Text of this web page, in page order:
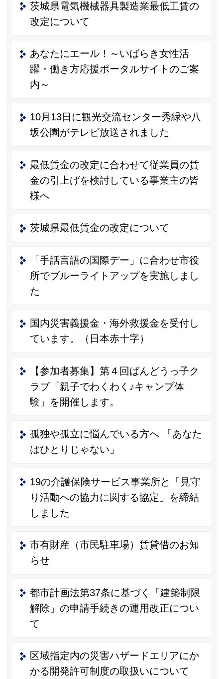
茨城県電気機械器具製造業最低工賃の
改定について
あなたにエール！～いばらき女性活
躍・働き方応援ポータルサイトのご案
内～
10月13日に観光交流センター秀緑や八
坂公園がテレビ放送されました
最低賃金の改定に合わせて従業員の賃
金の引上げを検討している事業主の皆
様へ
茨城県最低賃金の改定について
「手話言語の国際デー」に合わせ市役
所でブルーライトアップを実施しまし
た
国内災害義援金・海外救援金を受付し
ています。（日本赤十字）
【参加者募集】第４回ばんどうっ子ク
ラブ「親子でわくわく♪キャンプ体
験」を開催します。
孤独や孤立に悩んでいる方へ 「あなた
はひとりじゃない」
19の介護保険サービス事業所と「見守
り活動への協力に関する協定」を締結
しました
市有財産（市民駐車場）賃貸借のお知
らせ
都市計画法第37条に基づく「建築制限
解除」の申請手続きの運用改正につい
て
区域指定内の災害ハザードエリアにか
かる開発許可制度の取扱いについて